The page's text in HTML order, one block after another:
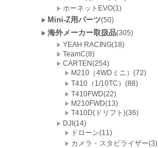
ホーネットEVO(1)
Mini-Z用パーツ(50)
海外メーカー取扱品(305)
YEAH RACING(18)
TeamC(8)
CARTEN(254)
M210（4WDミニ）(72)
T410（1/10TC）(88)
T410FWD(22)
M210FWD(13)
T410D(ドリフト)(36)
DJI(14)
ドローン(11)
カメラ・スタビライザー(3)